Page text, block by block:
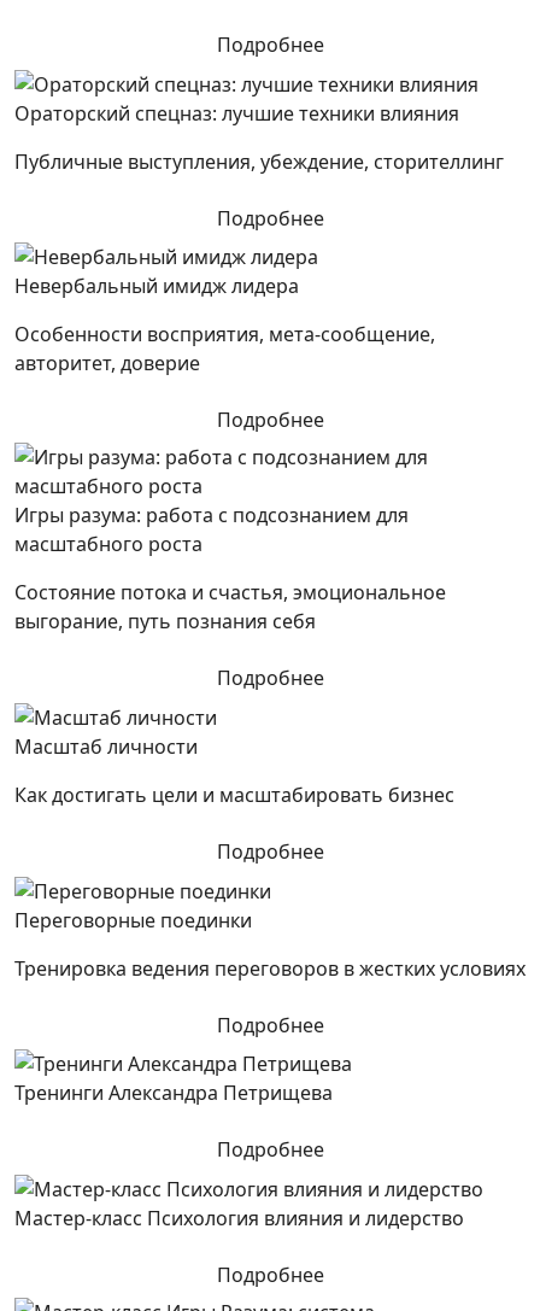
Подробнее
Ораторский спецназ: лучшие техники влияния
Публичные выступления, убеждение, сторителлинг
Подробнее
Невербальный имидж лидера
Особенности восприятия, мета-сообщение,
авторитет, доверие
Подробнее
Игры разума: работа с подсознанием для
масштабного роста
Состояние потока и счастья, эмоциональное
выгорание, путь познания себя
Подробнее
Масштаб личности
Как достигать цели и масштабировать бизнес
Подробнее
Переговорные поединки
Тренировка ведения переговоров в жестких условиях
Подробнее
Тренинги Александра Петрищева
Подробнее
Мастер-класс Психология влияния и лидерство
Подробнее